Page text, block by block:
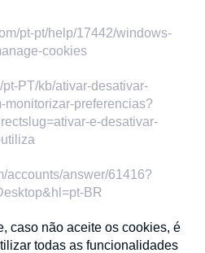
pt-pt/help/17442/windows-
cookies
PT/kb/ativar-desativar-
preferencias?
e-desativar-
accounts/answer/61416?
BR
caso não aceite os cookies, é
todas as funcionalidades